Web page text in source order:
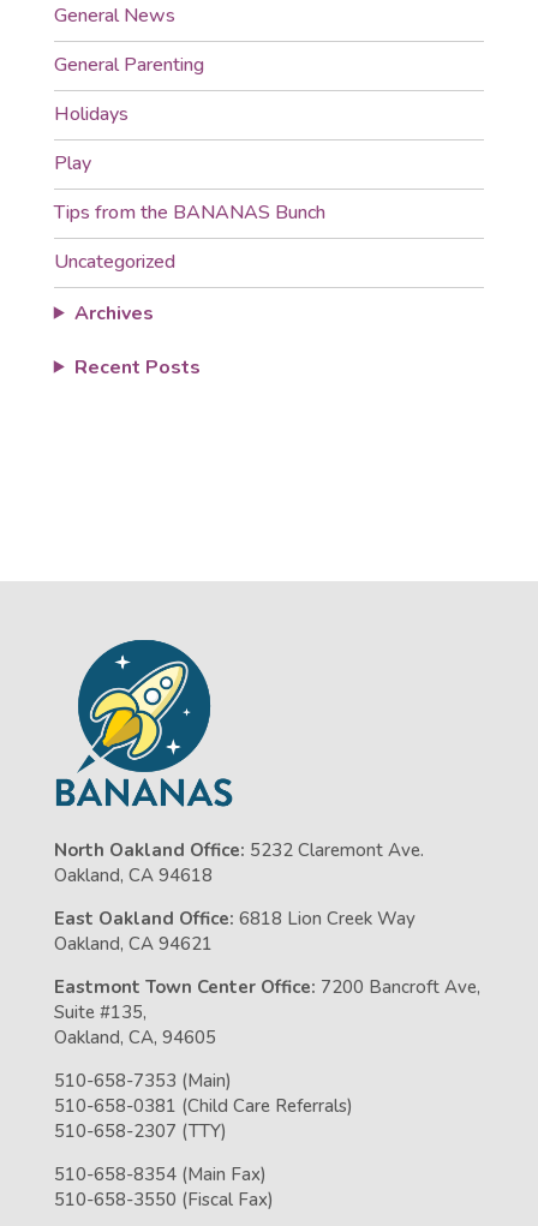
General News
General Parenting
Holidays
Play
Tips from the BANANAS Bunch
Uncategorized
Archives
Recent Posts
North Oakland Office: 5232 Claremont Ave.
Oakland, CA 94618
East Oakland Office: 6818 Lion Creek Way
Oakland, CA 94621
Eastmont Town Center Office: 7200 Bancroft Ave,
Suite #135,
Oakland, CA, 94605
510-658-7353 (Main)
510-658-0381 (Child Care Referrals)
510-658-2307 (TTY)
510-658-8354 (Main Fax)
510-658-3550 (Fiscal Fax)